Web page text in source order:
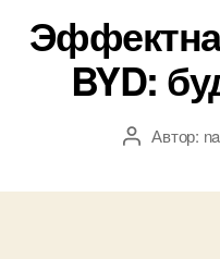
BYD:
АвторАвтор: